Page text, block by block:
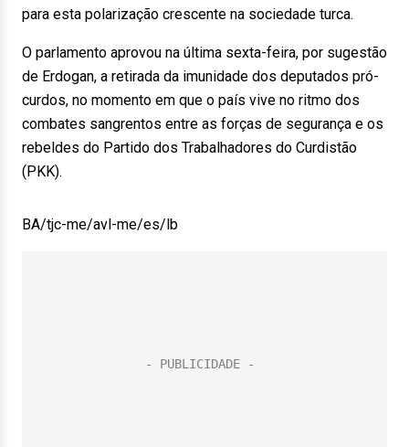
para esta polarização crescente na sociedade turca.
O parlamento aprovou na última sexta-feira, por sugestão
de Erdogan, a retirada da imunidade dos deputados pró-
curdos, no momento em que o país vive no ritmo dos
combates sangrentos entre as forças de segurança e os
rebeldes do Partido dos Trabalhadores do Curdistão
(PKK).
BA/tjc-me/avl-me/es/lb